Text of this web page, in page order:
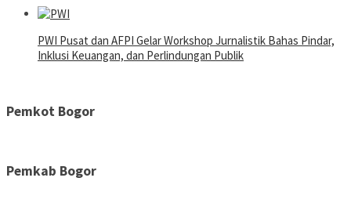
PWI Pusat dan AFPI Gelar Workshop Jurnalistik Bahas Pindar,
Inklusi Keuangan, dan Perlindungan Publik
Pemkot Bogor
Pemkab Bogor